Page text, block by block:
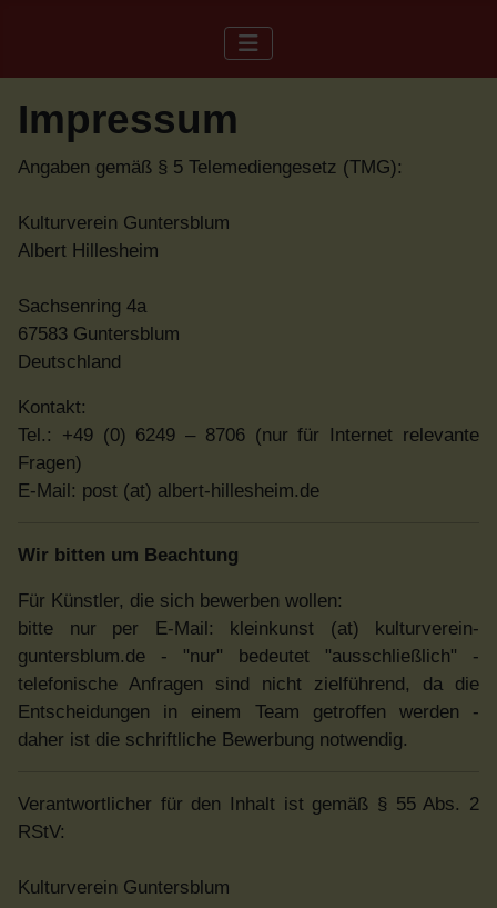
Impressum
Angaben gemäß § 5 Telemediengesetz (TMG):
Kulturverein Guntersblum
Albert Hillesheim
Sachsenring 4a
67583 Guntersblum
Deutschland
Kontakt:
Tel.: +49 (0) 6249 – 8706 (nur für Internet relevante
Fragen)
E-Mail: post (at) albert-hillesheim.de
Wir bitten um Beachtung
Für Künstler, die sich bewerben wollen:
bitte nur per E-Mail: kleinkunst (at) kulturverein-
guntersblum.de - "nur" bedeutet "ausschließlich" -
telefonische Anfragen sind nicht zielführend, da die
Entscheidungen in einem Team getroffen werden -
daher ist die schriftliche Bewerbung notwendig.
Verantwortlicher für den Inhalt ist gemäß § 55 Abs. 2
RStV:
Kulturverein Guntersblum